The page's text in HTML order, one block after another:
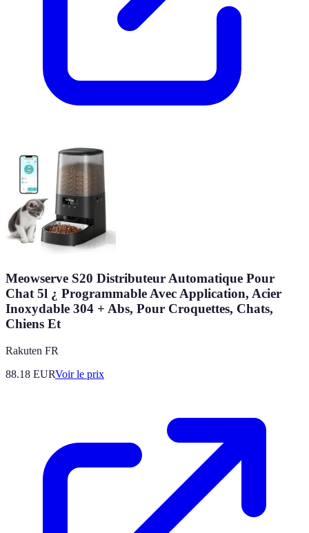
Meowserve S20 Distributeur Automatique Pour
Chat 5l ¿ Programmable Avec Application, Acier
Inoxydable 304 + Abs, Pour Croquettes, Chats,
Chiens Et
Rakuten FR
88.18 EURVoir le prix